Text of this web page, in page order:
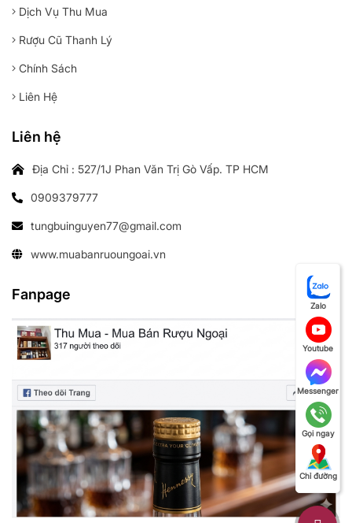
Dịch Vụ Thu Mua
Rượu Cũ Thanh Lý
Chính Sách
Liên Hệ
Liên hệ
Địa Chỉ : 527/1J Phan Văn Trị Gò Vấp. TP HCM
0909379777
tungbuinguyen77@gmail.com
www.muabanruoungoai.vn
Fanpage
Zalo
Youtube
Messenger
Gọi ngay
Chỉ đường